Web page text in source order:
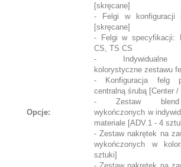
Opcje:
[skręcane]
- Felgi w konfiguracji
[skręcane]
- Felgi w specyfikacji:
CS, TS CS
- Indywidualne
kolorystyczne zestawu
- Konfiguracja felg
centralną śrubą [Center /
- Zestaw blend
wykończonych w
materiale [ADV.1 - 4
- Zestaw nakrętek na
wykończonych w
sztuki]